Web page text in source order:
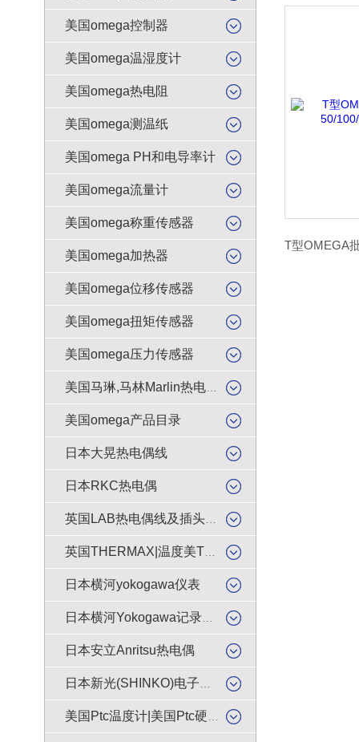
美国omega控制器
美国omega温湿度计
美国omega热电阻
美国omega测温纸
美国omega PH和电导率计
美国omega流量计
美国omega称重传感器
美国omega加热器
美国omega位移传感器
美国omega扭矩传感器
美国omega压力传感器
美国omega产品目录
日本大晃热电偶线
日本RKC热电偶
日本横河yokogawa仪表
日本安立Anritsu热电偶